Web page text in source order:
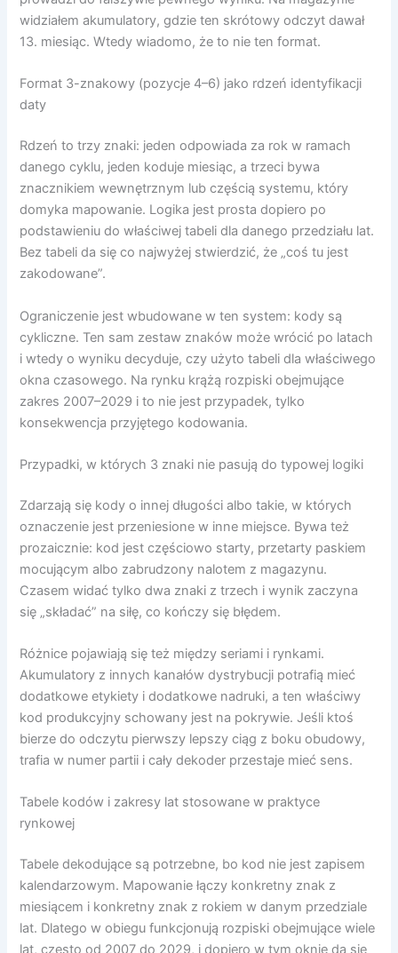
widziałem akumulatory, gdzie ten skrótowy odczyt dawał
13. miesiąc. Wtedy wiadomo, że to nie ten format.
Format 3-znakowy (pozycje 4–6) jako rdzeń identyfikacji
daty
Rdzeń to trzy znaki: jeden odpowiada za rok w ramach
danego cyklu, jeden koduje miesiąc, a trzeci bywa
znacznikiem wewnętrznym lub częścią systemu, który
domyka mapowanie. Logika jest prosta dopiero po
podstawieniu do właściwej tabeli dla danego przedziału lat.
Bez tabeli da się co najwyżej stwierdzić, że „coś tu jest
zakodowane”.
Ograniczenie jest wbudowane w ten system: kody są
cykliczne. Ten sam zestaw znaków może wrócić po latach
i wtedy o wyniku decyduje, czy użyto tabeli dla właściwego
okna czasowego. Na rynku krążą rozpiski obejmujące
zakres 2007–2029 i to nie jest przypadek, tylko
konsekwencja przyjętego kodowania.
Przypadki, w których 3 znaki nie pasują do typowej logiki
Zdarzają się kody o innej długości albo takie, w których
oznaczenie jest przeniesione w inne miejsce. Bywa też
prozaicznie: kod jest częściowo starty, przetarty paskiem
mocującym albo zabrudzony nalotem z magazynu.
Czasem widać tylko dwa znaki z trzech i wynik zaczyna
się „składać” na siłę, co kończy się błędem.
Różnice pojawiają się też między seriami i rynkami.
Akumulatory z innych kanałów dystrybucji potrafią mieć
dodatkowe etykiety i dodatkowe nadruki, a ten właściwy
kod produkcyjny schowany jest na pokrywie. Jeśli ktoś
bierze do odczytu pierwszy lepszy ciąg z boku obudowy,
trafia w numer partii i cały dekoder przestaje mieć sens.
Tabele kodów i zakresy lat stosowane w praktyce
rynkowej
Tabele dekodujące są potrzebne, bo kod nie jest zapisem
kalendarzowym. Mapowanie łączy konkretny znak z
miesiącem i konkretny znak z rokiem w danym przedziale
lat. Dlatego w obiegu funkcjonują rozpiski obejmujące wiele
lat, często od 2007 do 2029, i dopiero w tym oknie da się